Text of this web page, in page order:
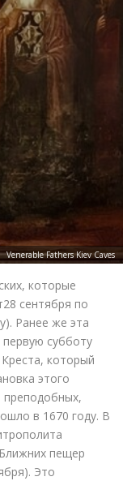
Venerable Fathers Kiev Caves
которые
сентября по
Ранее же эта
субботу
который
этого
в 1670 году. В
пещер
Это